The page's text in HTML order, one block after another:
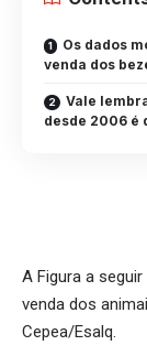
Os dados
venda dos
Vale
desde 2006 é
A Figura a
venda dos
Cepea/Esalq.